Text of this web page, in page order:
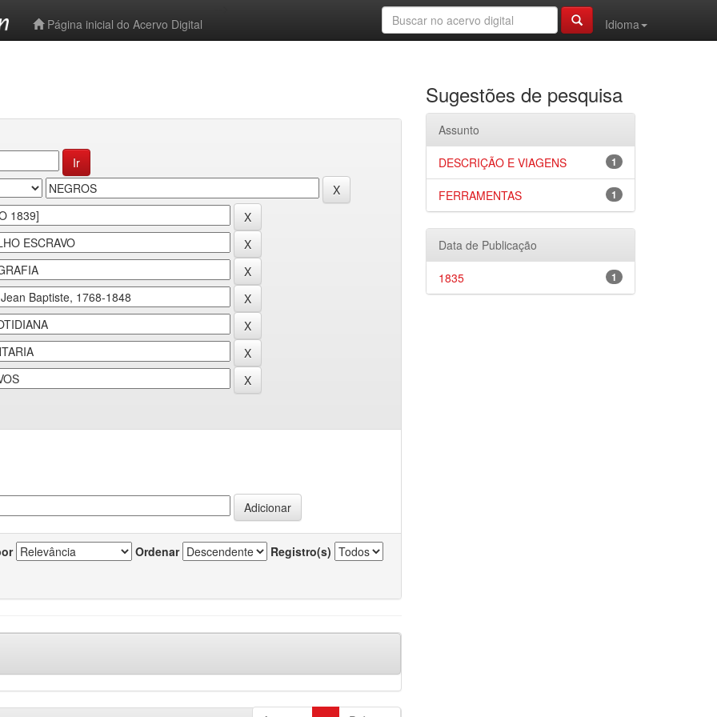
Página inicial do Acervo Digital
Idioma
Ordenar Registro(s)
Sugestões de pesquisa
Assunto
1
DESCRIÇÃO E VIAGENS
1
FERRAMENTAS
Data de Publicação
1
1835